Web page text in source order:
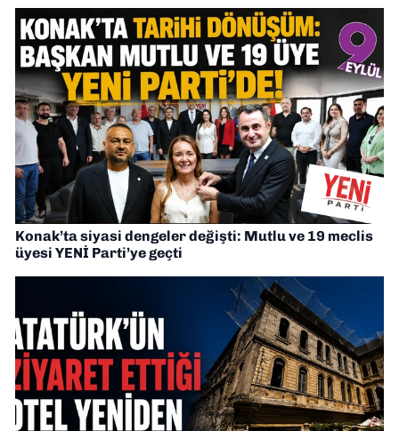
Konak’ta siyasi dengeler değişti: Mutlu ve 19 meclis
üyesi YENİ Parti’ye geçti